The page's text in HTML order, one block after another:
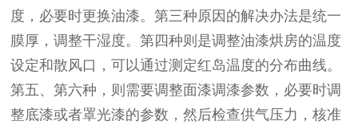
度，必要时更换油漆。第三种原因的解决办法是统一
膜厚，调整干湿度。第四种则是调整油漆烘房的温度
设定和散风口，可以通过测定红岛温度的分布曲线。
第五、第六种，则需要调整面漆调漆参数，必要时调
整底漆或者罩光漆的参数，然后检查供气压力，核准